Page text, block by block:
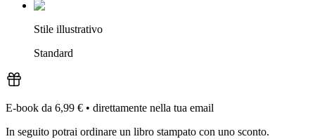
Stile illustrativo
Standard
E-book da 6,99 € • direttamente nella tua email
In seguito potrai ordinare un libro stampato con uno sconto.